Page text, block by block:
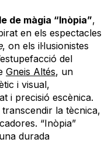
de màgia “Inòpia”,
en els espectacles
, on els il·lusionistes
del
Gneis Altés, un
i visual,
i precisió escènica.
la tècnica,
“Inòpia”
durada